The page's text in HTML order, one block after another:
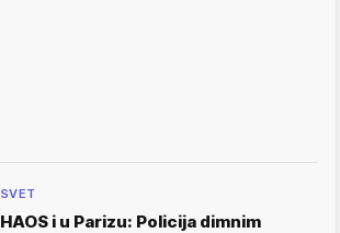
SVET
HAOS i u Parizu: Policija dimnim